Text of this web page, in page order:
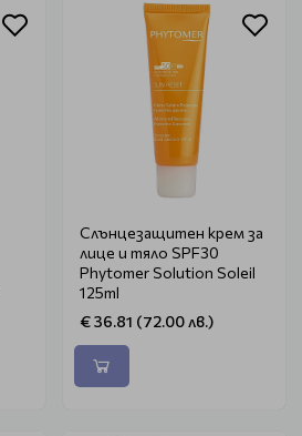
Слънцезащитен крем за
лице и тяло SPF30
Phytomer Solution Soleil
125ml
€ 36.81 (72.00 лв.)